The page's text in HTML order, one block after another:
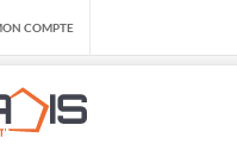
COMPTE